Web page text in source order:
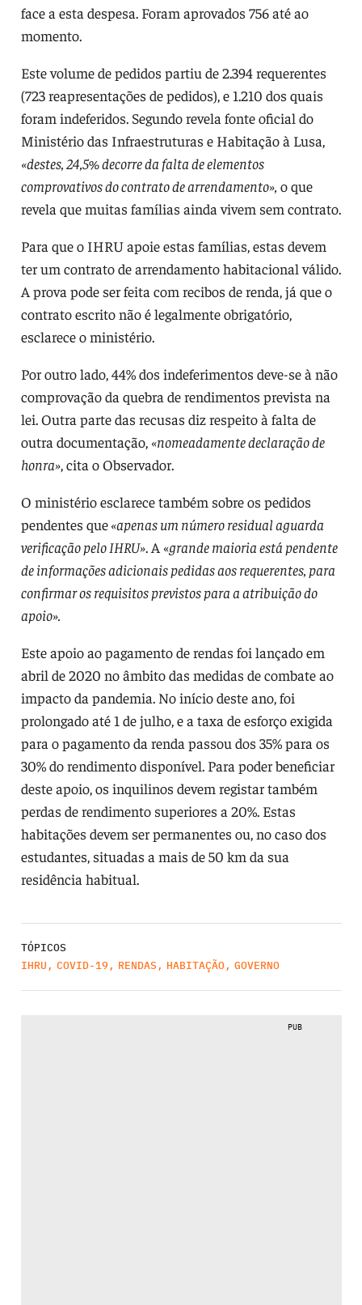
face a esta despesa. Foram aprovados 756 até ao
momento.
Este volume de pedidos partiu de 2.394 requerentes
(723 reapresentações de pedidos), e 1.210 dos quais
foram indeferidos. Segundo revela fonte oficial do
Ministério das Infraestruturas e Habitação à Lusa,
«destes, 24,5% decorre da falta de elementos
comprovativos do contrato de arrendamento», o que
revela que muitas famílias ainda vivem sem contrato.
Para que o IHRU apoie estas famílias, estas devem
ter um contrato de arrendamento habitacional válido.
A prova pode ser feita com recibos de renda, já que o
contrato escrito não é legalmente obrigatório,
esclarece o ministério.
Por outro lado, 44% dos indeferimentos deve-se à não
comprovação da quebra de rendimentos prevista na
lei. Outra parte das recusas diz respeito à falta de
outra documentação, «nomeadamente declaração de
honra», cita o Observador.
O ministério esclarece também sobre os pedidos
pendentes que«apenas um número residual aguarda
verificação pelo IHRU». A «grande maioria está pendente
de informações adicionais pedidas aos requerentes, para
confirmar os requisitos previstos para a atribuição do
apoio».
Este apoio ao pagamento de rendas foi lançado em
abril de 2020 no âmbito das medidas de combate ao
impacto da pandemia. No início deste ano, foi
prolongado até 1 de julho, e a taxa de esforço exigida
para o pagamento da renda passou dos 35% para os
30% do rendimento disponível. Para poder beneficiar
deste apoio, os inquilinos devem registar também
perdas de rendimento superiores a 20%. Estas
habitações devem ser permanentes ou, no caso dos
estudantes, situadas a mais de 50 km da sua
residência habitual.
TÓPICOS
IHRU , COVID-19 , RENDAS , HABITAÇÃO, GOVERNO
PUB